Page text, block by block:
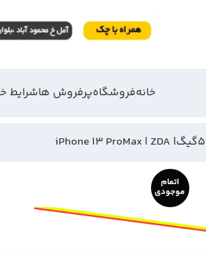
خانهفروشگاهپرفروش هاشرایط
اتمام
موجودی